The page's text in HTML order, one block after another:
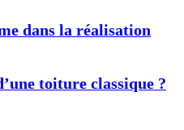
dans la réalisation
toiture classique ?